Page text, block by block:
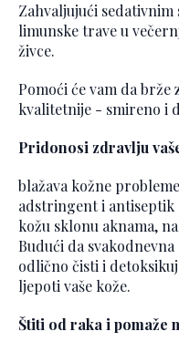
Zahvaljujući sedativnim
limunske trave u
živce.
Pomoći će vam da brže
kvalitetnije - smireno i
Pridonosi zdravlju
blažava kožne
adstringent i antiseptik
kožu sklonu aknama,
Budući da
odlično čisti i
ljepoti vaše kože.
Štiti od raka i pomaže